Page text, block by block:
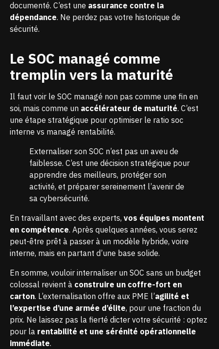
documenté. C’est une assurance contre la
dépendance. Ne perdez pas votre historique de
sécurité.
Le SOC managé comme
tremplin vers la maturité
Il faut voir le SOC managé non pas comme une fin en
soi, mais comme un accélérateur de maturité. C’est
une étape stratégique pour optimiser le ratio soc
interne vs managé rentabilité.
Externaliser son SOC n’est pas un aveu de
faiblesse. C’est une décision stratégique pour
apprendre des meilleurs, protéger son
activité, et préparer sereinement l’avenir de
sa cybersécurité.
En travaillant avec des experts, vos équipes montent
en compétence. Après quelques années, vous serez
peut-être prêt à passer à un modèle hybride, voire
interne, mais en partant d’une base solide.
En somme, vouloir internaliser un SOC sans un budget
colossal revient à construire un coffre-fort en
carton. L’externalisation offre aux PME l’agilité et
l’expertise d’une armée d’élite, pour une fraction du
prix. Ne laissez pas la fierté dicter votre sécurité : optez
pour la rentabilité et une sérénité opérationnelle
immédiate.